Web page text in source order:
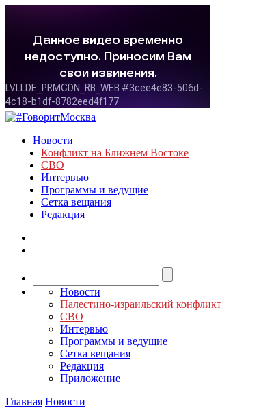
Новости
Конфликт на Ближнем Востоке
СВО
Интервью
Программы и ведущие
Сетка вещания
Редакция
Новости
Палестино-израильский конфликт
СВО
Интервью
Программы и ведущие
Сетка вещания
Редакция
Приложение
Главная Новости